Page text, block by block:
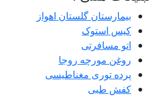
بیمارستان گلستان اهواز
کیس استوک
اتو مسافرتی
روغن مورچه روجا
پرده توری مغناطیسی
کفش طبی